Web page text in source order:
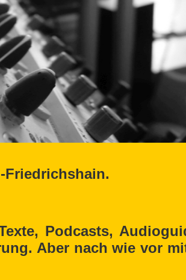
Podcasts,
Aber nach wie vor